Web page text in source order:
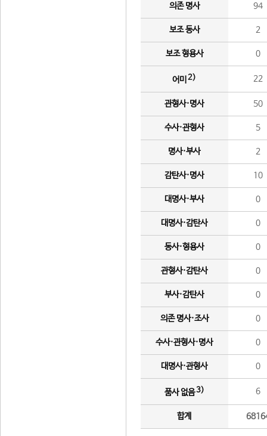
의존 명사 94
보조 동사 2
보조 형용사 0
어미 2) 22
관형사·명사 50
수사·관형사 5
명사·부사 2
감탄사·명사 10
대명사·부사 0
대명사·감탄사 0
동사·형용사 0
관형사·감탄사 0
부사·감탄사 0
의존 명사·조사 0
수사·관형사·명사 0
대명사·관형사 0
품사 없음3) 6
합계